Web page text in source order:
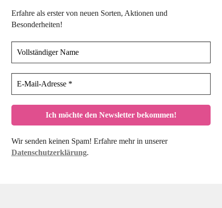
Erfahre als erster von neuen Sorten, Aktionen und
Besonderheiten!
Wir senden keinen Spam! Erfahre mehr in unserer
Datenschutzerklärung.